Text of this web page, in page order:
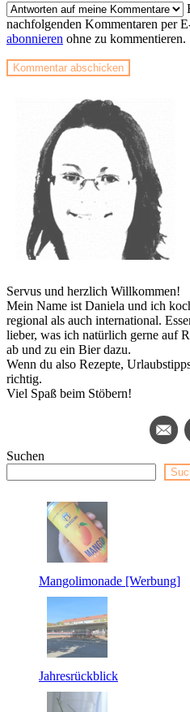
nachfolgenden Kommentaren per
abonnieren ohne zu kommentieren.
Servus und herzlich Willkommen!
Mein Name ist Daniela und ich
regional als auch international.
lieber, was ich natürlich gerne auf
ab und zu ein Bier dazu.
Wenn du also Rezepte,
richtig.
Viel Spaß beim Stöbern!
Suchen
Mangolimonade [Werbung]
Jahresrückblick